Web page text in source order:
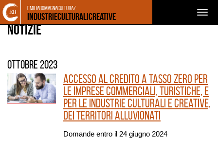
Torna
alla
home
page
Cerca
nel
sito
Salta
ai
contenuti
Salta
al
menu
principale
emiliaromagnacultura/
Industrieculturalicreative
NEWS
Notizie
ottobre 2023
Accesso al credito a tasso zero per
le imprese commerciali, turistiche, e
per le Industrie Culturali e Creative,
dei territori alluvionati
Domande entro il 24 giugno 2024